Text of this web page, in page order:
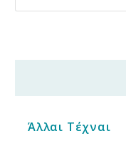
Άλλαι Τέχναι